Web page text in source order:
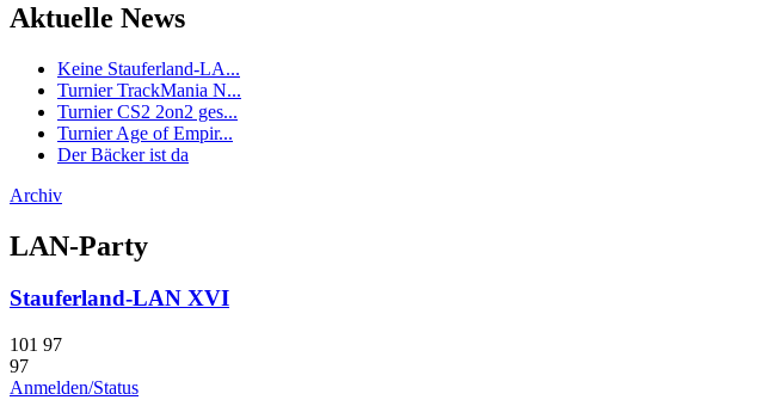
Aktuelle News
Keine Stauferland-LA...
Turnier TrackMania N...
Turnier CS2 2on2 ges...
Turnier Age of Empir...
Der Bäcker ist da
Archiv
LAN-Party
Stauferland-LAN XVI
101 97
97
Anmelden/Status